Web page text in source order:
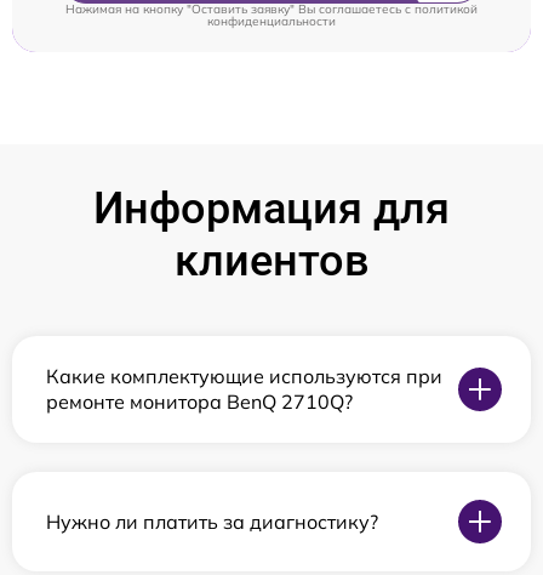
Нажимая на кнопку "Оставить заявку" Вы соглашаетесь cполитикой
конфиденциальности
Информация для
клиентов
Какие комплектующие используются при
ремонте монитора BenQ 2710Q?
Нужно ли платить за диагностику?